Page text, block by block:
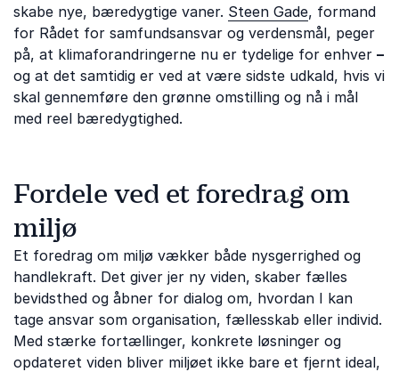
skabe nye, bæredygtige vaner. Steen Gade, formand
for Rådet for samfundsansvar og verdensmål, peger
på, at klimaforandringerne nu er tydelige for enhver –
og at det samtidig er ved at være sidste udkald, hvis vi
skal gennemføre den grønne omstilling og nå i mål
med reel bæredygtighed.
Fordele ved et foredrag om
miljø
Et foredrag om miljø vækker både nysgerrighed og
handlekraft. Det giver jer ny viden, skaber fælles
bevidsthed og åbner for dialog om, hvordan I kan
tage ansvar som organisation, fællesskab eller individ.
Med stærke fortællinger, konkrete løsninger og
opdateret viden bliver miljøet ikke bare et fjernt ideal,